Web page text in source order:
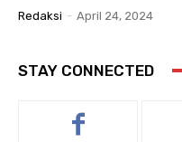
Redaksi - April 24, 2024
STAY CONNECTED